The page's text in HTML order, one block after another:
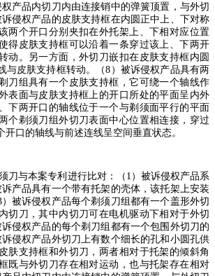
产品内切刀内由连接销中的弹簧顶置，与外切
诉侵权产品的皮肤支持框在内圆正中上、下对称
两个开口分别夹扣在外托架上、下相对应位置
得皮肤支持框可以沿着一条穿过该上、下两开
动。另一方面，外切刀嵌扣在皮肤支持框内圆
与皮肤支持框转动。（8 ）被诉侵权产品具有两
刀组具有一个皮肤支持框，它可绕一个轴线作
表面与皮肤支持框上的开口所处的平面呈内外
下两开口的轴线位于一个与剃须面平行的平面
个剃须刀组外切刀表面中心位置相连接，穿过
开口的轴线与前述连线呈空间垂直状态。
刀与本案专利进行比对：（ 1 ）被诉侵权产品系
诉产品具有一个带有托架的壳体，该托架上安装
）被诉侵权产品每个剃须刀组都有一个盖形外切
切刀，其中内切刀可在电机驱动下相对于外切
诉侵权产品的每个剃刀组都有一个包围外切刀的
诉侵权产品外切刀上有数个细长的孔和小圆孔供
肤支持框和外切刀，两者相对于托架的倾斜角
既与外切刀存在相对运动，也与托架存在相对